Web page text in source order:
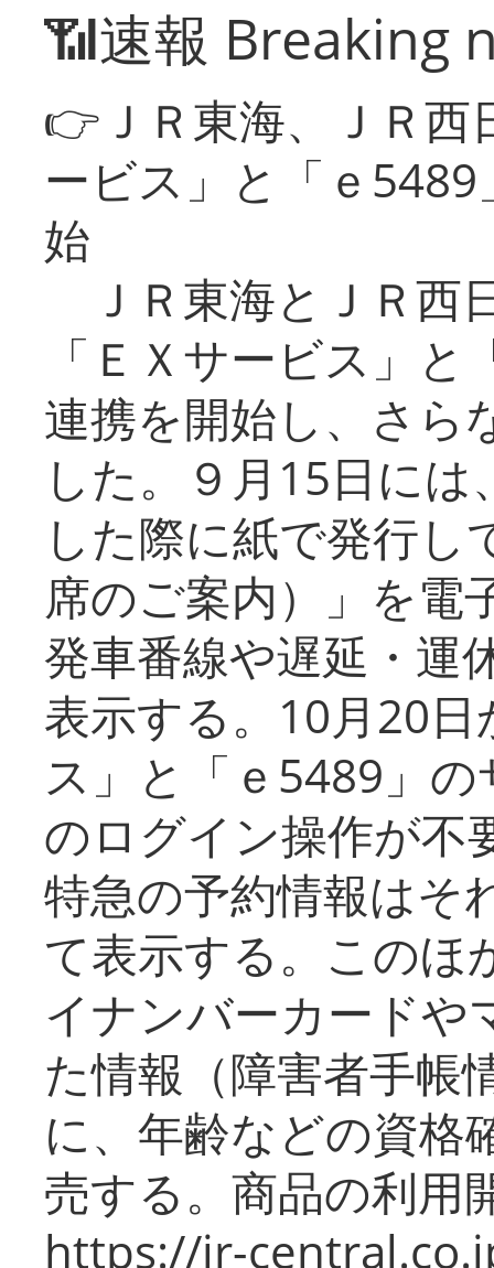
📶速報 Breaking
👉ＪＲ東海、ＪＲ
ービス」と「ｅ
始
ＪＲ東海とＪＲ西
「ＥＸサービス」
連携を開始し、さら
した。９月15日に
した際に紙で発行し
席のご案内）」を電
発車番線や遅延・運
表示する。10月20
ス」と「ｅ5489」
のログイン操作が不
特急の予約情報はそ
て表示する。このほ
イナンバーカードや
た情報（障害者手帳
に、年齢などの資格
売する。商品の利用
https://jr-